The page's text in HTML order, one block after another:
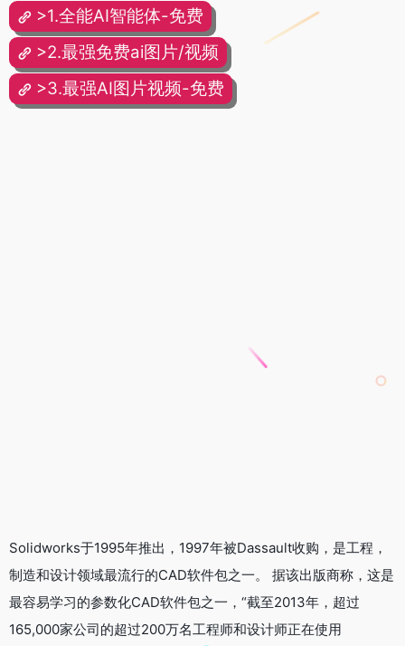
>1.全能AI智能体-免费
>2.最强免费ai图片/视频
>3.最强AI图片视频-免费
Solidworks于1995年推出，1997年被Dassault收购，是工程，
制造和设计领域最流行的CAD软件包之一。 据该出版商称，这是
最容易学习的参数化CAD软件包之一，“截至2013年，超过
165,000家公司的超过200万名工程师和设计师正在使用